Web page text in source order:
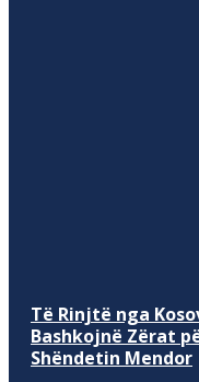
Të Rinjtë nga
Bashkojnë Zërat
Shëndetin Mendor